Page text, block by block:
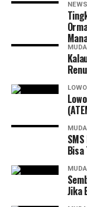
Internet Sehat,
sosial. Saat
Dana Rp 12 juta
program SBP
untuk proses
“Dulu saya
Tapi tekad saya
tengah jalan,”
Supaya
menyambangi
yang tertarik
NEWS
Bisa
Jika